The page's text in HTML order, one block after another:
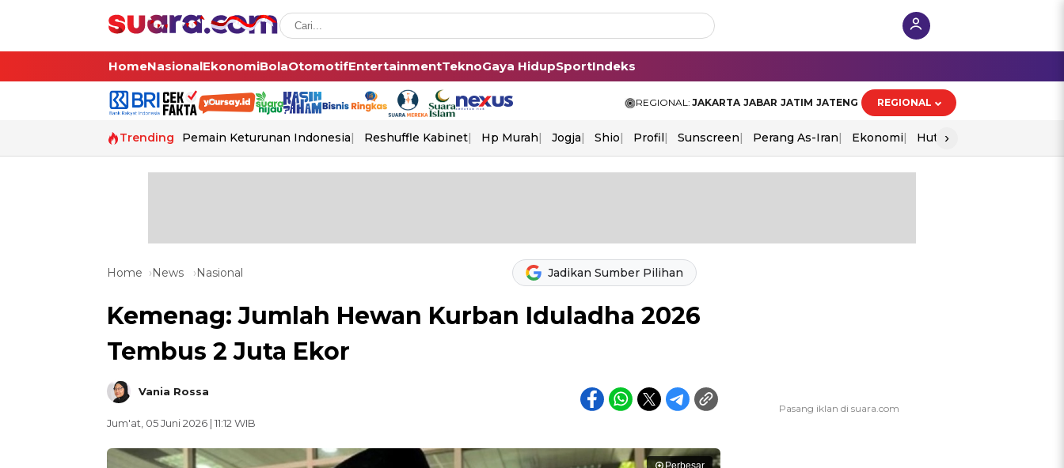
HomeNasionalEkonomiBolaOtomotifEntertainmentTeknoGaya HidupSportIndeks
REGIONAL: JAKARTA JABAR JATIM JATENG REGIONAL
Trending Pemain Keturunan Indonesia Reshuffle Kabinet Hp Murah Jogja Shio Profil Sunscreen Perang As-Iran Ekonomi Hut Ri
›
Home News Nasional Jadikan Sumber Pilihan
Kemenag: Jumlah Hewan Kurban Iduladha 2026
Tembus 2 Juta Ekor
Vania Rossa
Jum'at, 05 Juni 2026 | 11:12 WIB
Perbesar